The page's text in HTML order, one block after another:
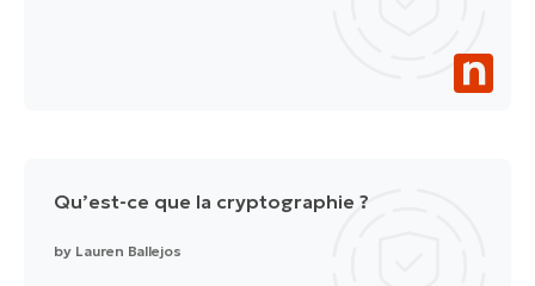
Qu’est-ce que la cryptographie ?
by Lauren Ballejos